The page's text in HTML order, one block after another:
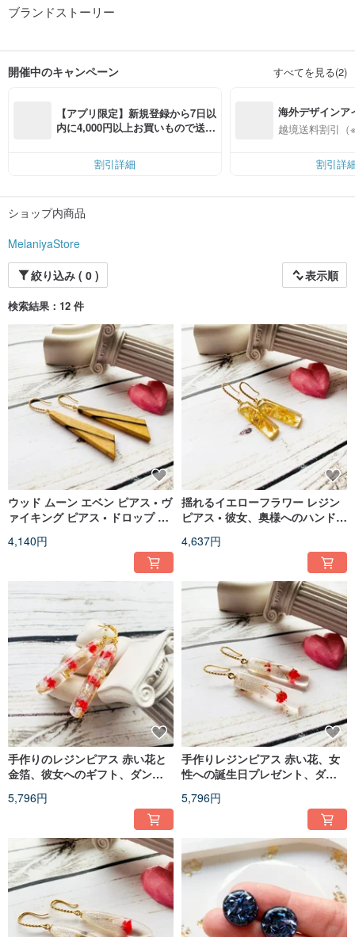
ブランドストーリー
開催中のキャンペーン すべてを見る(2)
【アプリ限定】新規登録から7日以
内に4,000円以上お買いもので送料
割引詳細
海外デザインア
入
越境送料割引（
割引詳
ショップ内商品
MelaniyaStore
絞り込み ( 0 )
表示順
検索結果：12 件
ウッド ムーン エベン ピアス • ヴ
ァイキング ピアス • ドロップ ハ
4,140円
揺れるイエローフラワー レジン
ピアス • 彼女、奥様へのハンドメ
4,637円
手作りのレジンピアス 赤い花と
金箔、彼女へのギフト、ダング
5,796円
手作りレジンピアス 赤い花、女
性への誕生日プレゼント、ダン
5,796円